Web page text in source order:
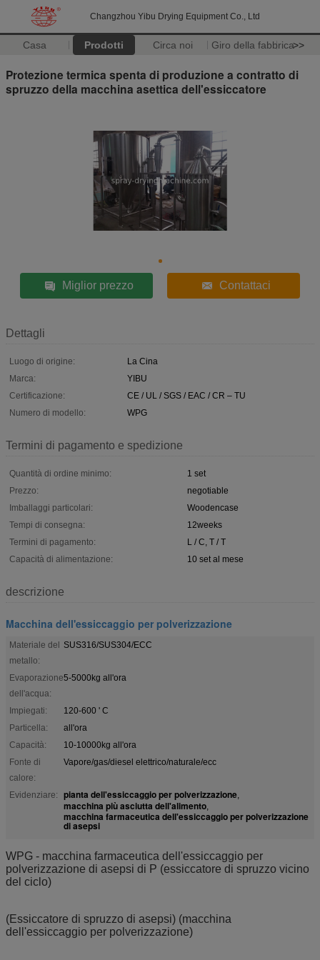
Changzhou Yibu Drying Equipment Co., Ltd
Casa Prodotti Circa noi Giro della fabbrica>>
Protezione termica spenta di produzione a contratto di
spruzzo della macchina asettica dell'essiccatore
Miglior prezzo Contattaci
Dettagli
Luogo di origine:
La Cina
Marca:
YIBU
Certificazione:
CE / UL / SGS / EAC / CR – TU
Numero di modello:
WPG
Termini di pagamento e spedizione
Quantità di ordine minimo:
1 set
Prezzo:
negotiable
Imballaggi particolari:
Woodencase
Tempi di consegna:
12weeks
Termini di pagamento:
L / C, T / T
Capacità di alimentazione:
10 set al mese
descrizione
Macchina dell'essiccaggio per polverizzazione
Materiale del
metallo:
SUS316/SUS304/ECC
Evaporazione
dell'acqua:
5-5000kg all'ora
Impiegati:
120-600 ' C
Particella:
all'ora
Capacità:
10-10000kg all'ora
Fonte di
calore:
Vapore/gas/diesel elettrico/naturale/ecc
Evidenziare: pianta dell'essiccaggio per polverizzazione,
macchina più asciutta dell'alimento,
macchina farmaceutica dell'essiccaggio per polverizzazione
di asepsi
WPG - macchina farmaceutica dell'essiccaggio per
polverizzazione di asepsi di P (essiccatore di spruzzo vicino
del ciclo)
(Essiccatore di spruzzo di asepsi) (macchina
dell'essiccaggio per polverizzazione)